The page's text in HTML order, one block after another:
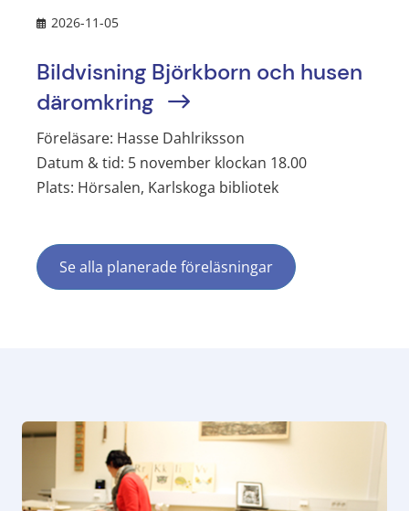
2026-11-05
Bildvisning Björkborn och husen
däromkring
Föreläsare: Hasse Dahlriksson
Datum & tid: 5 november klockan 18.00
Plats: Hörsalen, Karlskoga bibliotek
Se alla planerade föreläsningar